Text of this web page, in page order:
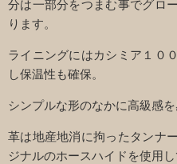
分は一部分をつまむ事でグロ
ります。
ライニングにはカシミア１０
し保温性も確保。
シンプルな形のなかに高級感
革は地産地消に拘ったタンナ
ジナルのホースハイドを使用し